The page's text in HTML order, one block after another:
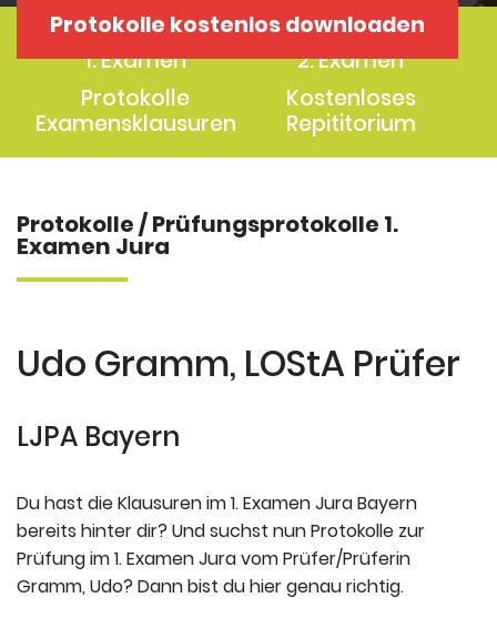
Protokolle kostenlos downloaden
Protokolle
1. Examen
Protokolle
2. Examen
Protokolle
Examensklausuren
Kostenloses
Repititorium
Protokolle / Prüfungsprotokolle 1.
Examen Jura
Udo Gramm, LOStA Prüfer
LJPA Bayern
Du hast die Klausuren im 1. Examen Jura Bayern
bereits hinter dir? Und suchst nun Protokolle zur
Prüfung im 1. Examen Jura vom Prüfer/Prüferin
Gramm, Udo? Dann bist du hier genau richtig.